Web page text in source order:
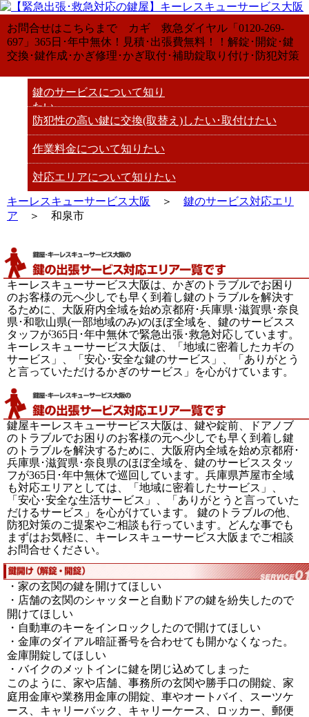
お問合せはこちらまで カギ 救急ダイヤル「0120-269-
697」365日･年中無休！見積･出張費無料！！解錠･開錠･鍵
交換･鍵作成･かぎ修理･かぎ取付･補助錠取り付け･防犯対策
鍵のサービスについて知り
たい
防犯性の高い鍵に交換(取替え)したい･取付けたい
作業料金について知りたい
対応エリアについて知りたい
キーレスキューサービス大阪 ＞ 鍵のサービス対応エリ
ア ＞ 和泉市
キーレスキューサービス大阪は、かぎのトラブルでお困り
のお客様の元へ少しでも早く到着し鍵のトラブルを解決す
るために、大阪府内全域を始め京都府･兵庫県･滋賀県･奈良
県･和歌山県(一部地域のみ)のほぼ全域を、鍵のサービスス
タッフが365日･年中無休で緊急出張･救急対応しています。
キーレスキューサービス大阪は、「地域に密着したカギの
サービス」、「安心･安全な鍵のサービス」、「ありがとう
と言っていただけるかぎのサービス」を心がけています。
鍵屋キーレスキューサービス大阪は、鍵や錠前、ドアノブ
のトラブルでお困りのお客様の元へ少しでも早く到着し鍵
のトラブルを解決するために、大阪府内全域を始め京都府･
兵庫県･滋賀県･奈良県のほぼ全域を、鍵のサービススタッ
フが365日･年中無休で巡回しています。兵庫県芦屋市全域
も対応エリアとしては、「地域に密着したサービス」、
「安心･安全な生活サービス」、「ありがとうと言っていた
だけるサービス」を心がけています。 鍵のトラブルの他、
防犯対策のご提案やご相談も行っています。どんな事でも
まずはお気軽に、キーレスキューサービス大阪までご相談
お問合せください。
・家の玄関の鍵を開けてほしい
・店舗の玄関のシャッターと自動ドアの鍵を紛失したので
開けてほしい
・自動車のキーをインロックしたので開けてほしい
・金庫のダイアル暗証番号を合わせても開かなくなった。
金庫開錠してほしい
・バイクのメットインに鍵を閉じ込めてしまった
このように、家や店舗、事務所の玄関や勝手口の開錠、家
庭用金庫や業務用金庫の開錠、車やオートバイ、スーツケ
ース、キャリーバック、キャリーケース、ロッカー、郵便